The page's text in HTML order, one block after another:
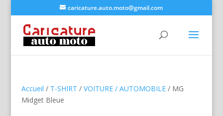
caricature.auto.moto@gmail.com
Accueil / T-SHIRT / VOITURE / AUTOMOBILE/ MG
Midget Bleue